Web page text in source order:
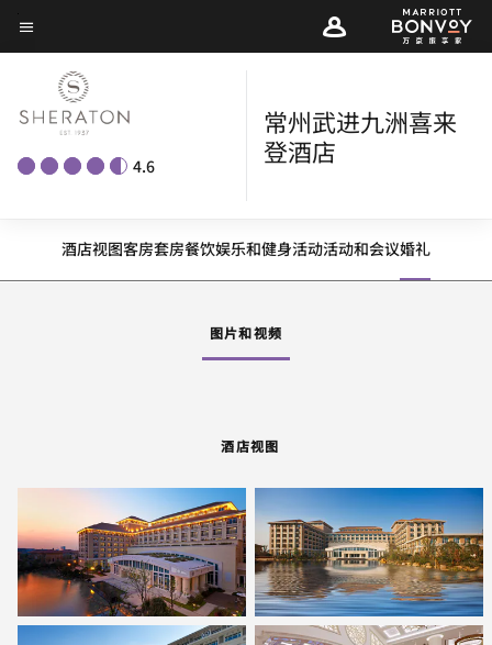
Skip
to
main
content
菜单文本
4.6
常州武进九洲喜来
登酒店
酒店视图客房套房餐饮娱乐和健身活动活动和会议婚礼
图片和视频
酒店视图